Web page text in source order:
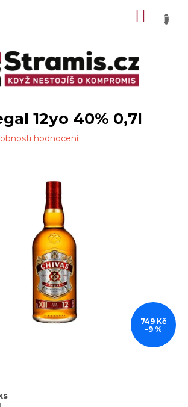
12yo 40% 0,7l
hodnocení
749 Kč
–9 %